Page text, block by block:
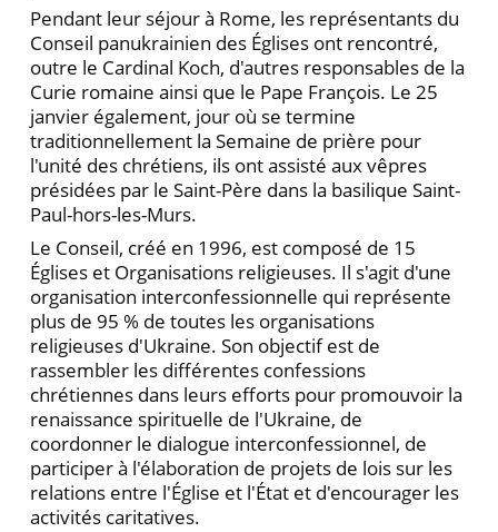
Pendant leur séjour à Rome, les représentants du
Conseil panukrainien des Églises ont rencontré,
outre le Cardinal Koch, d'autres responsables de la
Curie romaine ainsi que le Pape François. Le 25
janvier également, jour où se termine
traditionnellement la Semaine de prière pour
l'unité des chrétiens, ils ont assisté aux vêpres
présidées par le Saint-Père dans la basilique Saint-
Paul-hors-les-Murs.
Le Conseil, créé en 1996, est composé de 15
Églises et Organisations religieuses. Il s'agit d'une
organisation interconfessionnelle qui représente
plus de 95 % de toutes les organisations
religieuses d'Ukraine. Son objectif est de
rassembler les différentes confessions
chrétiennes dans leurs efforts pour promouvoir la
renaissance spirituelle de l'Ukraine, de
coordonner le dialogue interconfessionnel, de
participer à l'élaboration de projets de lois sur les
relations entre l'Église et l'État et d'encourager les
activités caritatives.